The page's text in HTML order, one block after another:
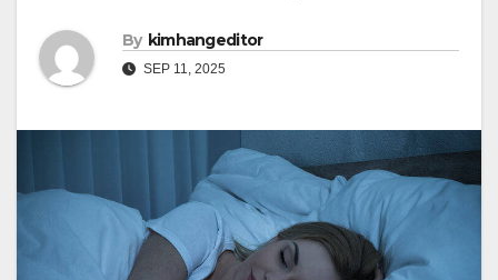
By kimhangeditor
SEP 11, 2025